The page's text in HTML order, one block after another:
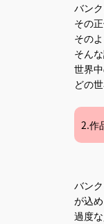
バン
その
その
そん
世界
どの
2.作
バン
が込
過度